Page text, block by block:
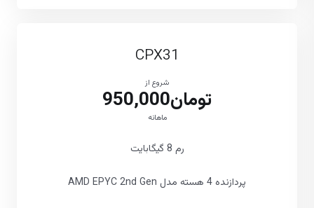
CPX31
شروع از
تومان950,000
ماهانه
رم 8 گیگابایت
پردازنده 4 هسته مدل AMD EPYC 2nd Gen